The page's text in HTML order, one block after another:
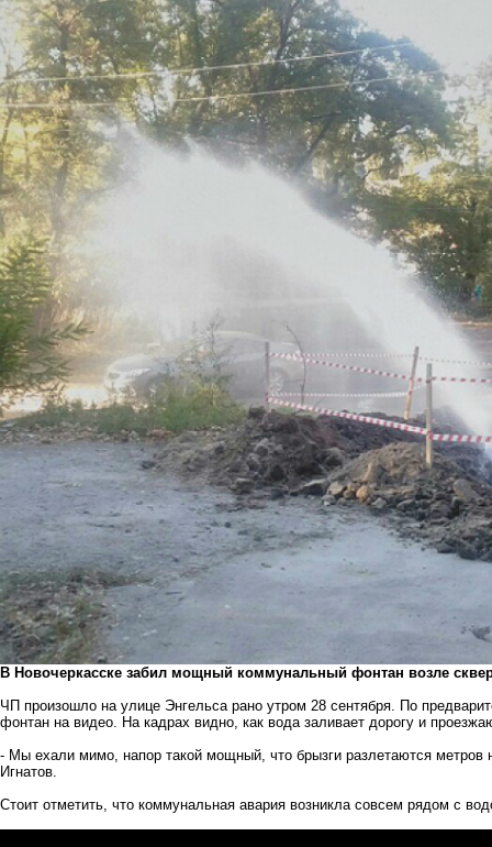
В Новочеркасске забил мощный коммунальный фонтан возле
ЧП произошло на улице Энгельса рано утром 28 сентября. По
фонтан на видео. На кадрах видно, как вода заливает дорогу и
- Мы ехали мимо, напор такой мощный, что брызги разлетаются метров
Игнатов.
Стоит отметить, что коммунальная авария возникла совсем рядом с